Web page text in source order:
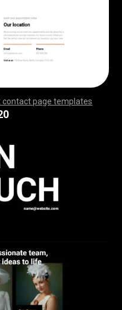
contact page templates
,,,,,,,,,,,,,,,,,,,,,,,,,,